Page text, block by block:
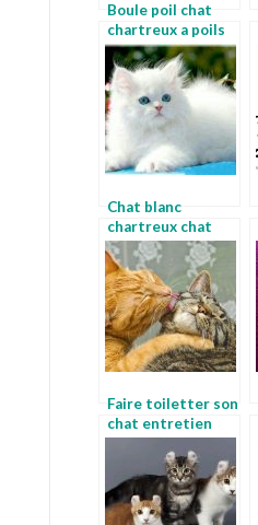
Boule poil chat
chartreux a poils
longs
Chat blanc
chartreux chat
Faire toiletter son
chat entretien
chat angora